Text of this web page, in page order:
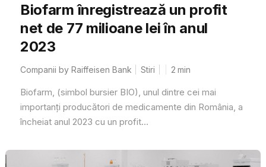
Biofarm înregistrează un profit
net de 77 milioane lei în anul
2023
Companii by Raiffeisen Bank Stiri 2 min
Biofarm, (simbol bursier BIO), unul dintre cei mai
importanți producători de medicamente din România, a
încheiat anul 2023 cu un profit...